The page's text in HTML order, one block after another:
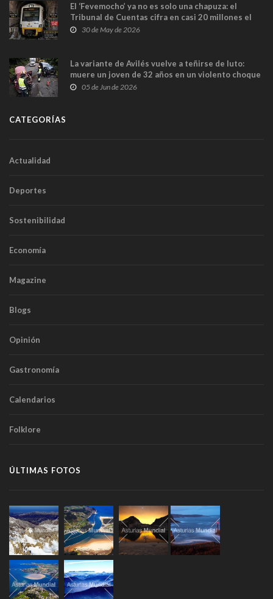
El ‘Fevemocho’ ya no es solo una chapuza: el
Tribunal de Cuentas cifra en casi 20 millones el
sobrecoste de los trenes que no cabían por los
30 de May de 2026
La variante de Avilés vuelve a teñirse de luto:
muere un joven de 32 años en un violento choque
frontal
05 de Jun de 2026
CATEGORÍAS
Actualidad
Deportes
Sostenibilidad
Economía
Magazine
Blogs
Opinión
Gastronomía
Calendarios
Folklore
ÚLTIMAS FOTOS